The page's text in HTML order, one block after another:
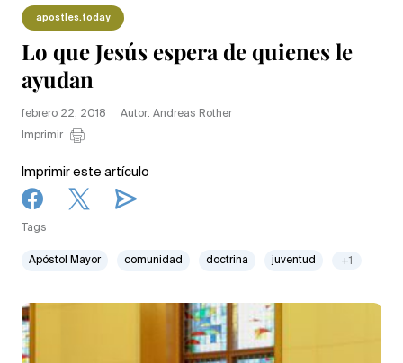
apostles.today
Lo que Jesús espera de quienes le
ayudan
febrero 22, 2018
Autor: Andreas Rother
Imprimir
Imprimir este artículo
Tags
Apóstol Mayor comunidad doctrina juventud +1